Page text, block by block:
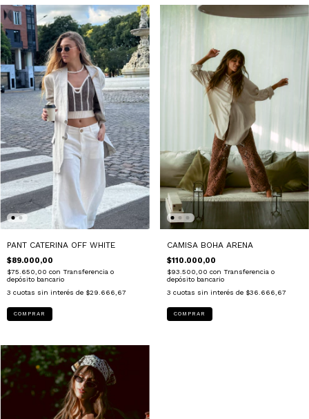
PANT CATERINA OFF WHITE
$89.000,00
$75.650,00 con Transferencia o
depósito bancario
3 cuotas sin interés de $29.666,67
COMPRAR
CAMISA BOHA ARENA
$110.000,00
$93.500,00 con Transferencia o
depósito bancario
3 cuotas sin interés de $36.666,67
COMPRAR